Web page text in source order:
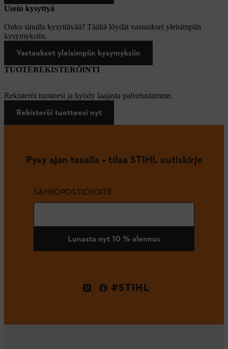
Usein kysyttyä
Onko sinulla kysyttävää? Täältä löydät vastaukset yleisimpiin
kysymyksiin.
Vastaukset yleisimpiin kysymyksiin
TUOTEREKISTERÖINTI
Rekisteröi tuotteesi ja hyödy laajasta palvelustamme.
Rekisteröi tuotteesi nyt
Pysy ajan tasalla – tilaa STIHL uutiskirje
SÄHKÖPOSTIOSOITE
Lunasta nyt 10 % alennus
#STIHL